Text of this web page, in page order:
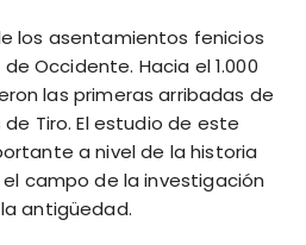
los asentamientos fenicios
Occidente. Hacia el 1.000
las primeras arribadas de
Tiro. El estudio de este
a nivel de la historia
campo de la investigación
antigüedad.